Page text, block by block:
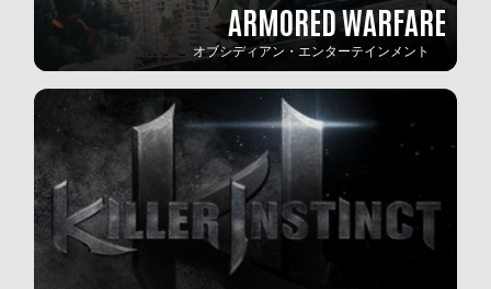
ARMORED WARFARE
オブシディアン・エンターテインメント